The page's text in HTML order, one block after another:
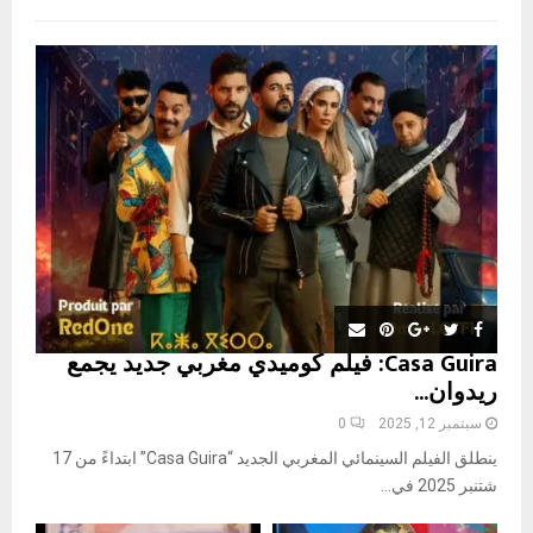
o
r
R
C
Casa Guira: فيلم كوميدي مغربي جديد يجمع
ريدوان...
سبتمبر 12, 2025 0
ينطلق الفيلم السينمائي المغربي الجديد “Casa Guira” ابتداءً من 17
شتنبر 2025 في...